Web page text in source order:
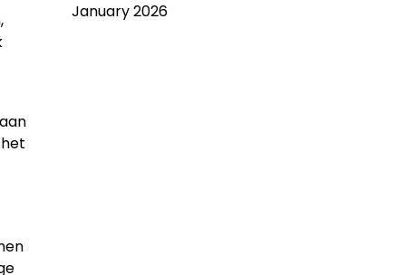
January 2026